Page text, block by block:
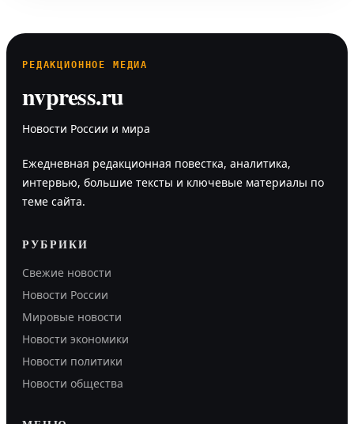
РЕДАКЦИОННОЕ МЕДИА
nvpress.ru
Новости России и мира
Ежедневная редакционная повестка, аналитика,
интервью, большие тексты и ключевые материалы по
теме сайта.
РУБРИКИ
Свежие новости
Новости России
Мировые новости
Новости экономики
Новости политики
Новости общества